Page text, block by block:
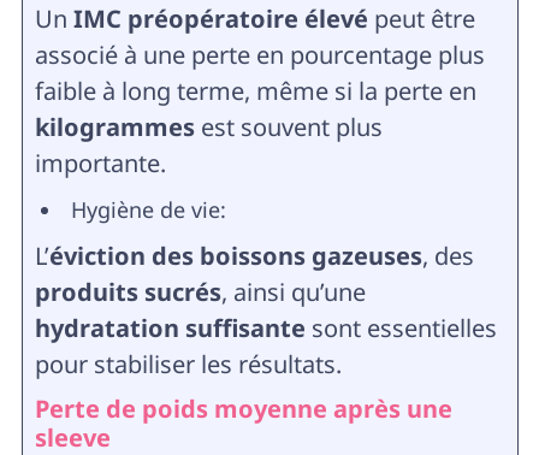
Un IMC préopératoire élevé peut être
associé à une perte en pourcentage plus
faible à long terme, même si la perte en
kilogrammesest souvent plus
importante.
Hygiène de vie:
L’éviction des boissons gazeuses, des
produits sucrés, ainsi qu’une
hydratation suffisante sont essentielles
pour stabiliser les résultats.
Perte de poids moyenne après une
sleeve